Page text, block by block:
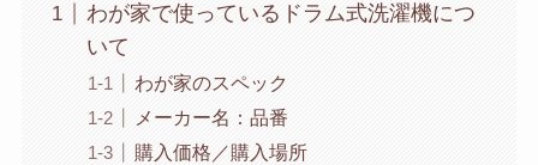
わが家で使っているドラム式洗濯機につ
いて
わが家のスペック
メーカー名：品番
購入価格／購入場所